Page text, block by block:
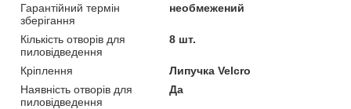
Гарантійний термін
зберігання
необмежений
Кількість отворів для
пиловідведення
8 шт.
Кріплення
Липучка Velcro
Наявність отворів для
пиловідведення
Да